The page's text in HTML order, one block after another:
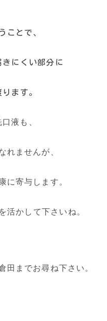
ことで、
にくい部分に
ます。
液も、
れませんが、
に寄与します。
活かして下さいね。
田までお尋ね下さい。